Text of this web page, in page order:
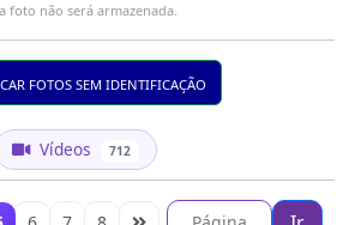
foto não será armazenada.
FOTOS SEM IDENTIFICAÇÃO
Vídeos 712